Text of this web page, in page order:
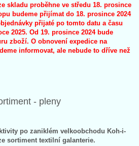
skladu proběhne ve středu 18. prosince
budeme přijímat do 18. prosince 2024
přijaté po tomto datu a času
2025. Od 19. prosince 2024 bude
zboží. O obnovení expedice na
informovat, ale nebude to dříve než
- pleny
po zaniklém velkoobchodu Koh-i-
sortiment textilní galanterie.